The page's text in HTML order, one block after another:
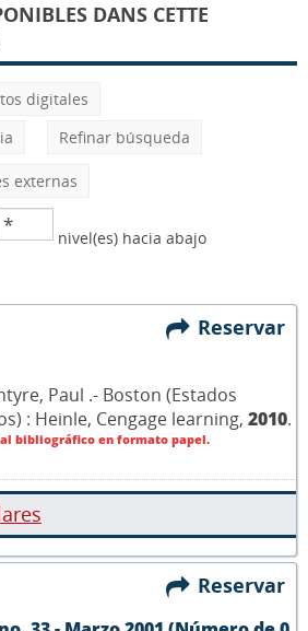
DANS CETTE
digitales
Refinar búsqueda
externas
nivel(es) hacia abajo
Reservar
Paul .- Boston (Estados
: Heinle, Cengage learning, 2010.
bibliográfico en formato papel.
Reservar